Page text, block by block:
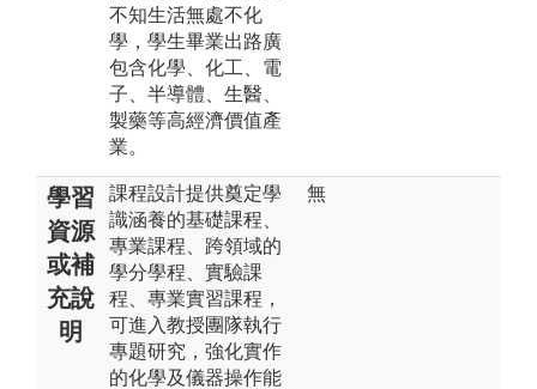
不知生活無處不化
學，學生畢業出路廣
包含化學、化工、電
子、半導體、生醫、
製藥等高經濟價值產
業。
學習
資源
或補
充說
明
課程設計提供奠定學
識涵養的基礎課程、
專業課程、跨領域的
學分學程、實驗課
程、專業實習課程，
可進入教授團隊執行
專題研究，強化實作
的化學及儀器操作能
無